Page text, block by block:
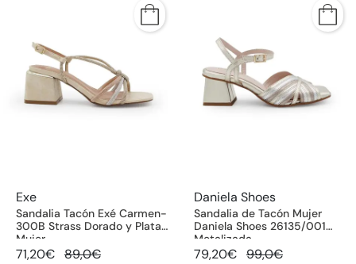
Exe
Sandalia Tacón Exé Carmen-
300B Strass Dorado y Plata
Mujer
71,20€ 89,0€
Daniela Shoes
Sandalia de Tacón Mujer
Daniela Shoes 26135/001
Metalizada
79,20€ 99,0€